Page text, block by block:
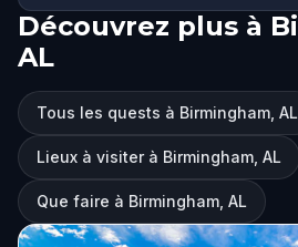
Découvrez plus à
AL
Tous les quests à Birmingham, AL
Lieux à visiter à Birmingham, AL
Que faire à Birmingham, AL